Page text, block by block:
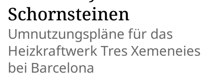
Schornsteinen
Umnutzungspläne für das
Heizkraftwerk Tres Xemeneies
bei Barcelona